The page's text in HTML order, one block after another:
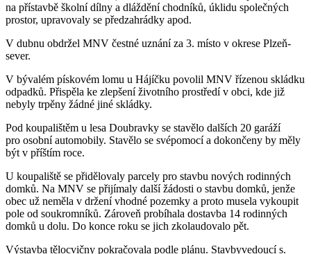
na přístavbě školní dílny a dláždění chodníků, úklidu společných
prostor, upravovaly se předzahrádky apod.
V dubnu obdržel MNV čestné uznání za 3. místo v okrese Plzeň-
sever.
V bývalém pískovém lomu u Hájíčku povolil MNV řízenou skládku
odpadků. Přispěla ke zlepšení životního prostředí v obci, kde již
nebyly trpěny žádné jiné skládky.
Pod koupalištěm u lesa Doubravky se stavělo dalších 20 garáží
pro osobní automobily. Stavělo se svépomocí a dokončeny by měly
být v příštím roce.
U koupaliště se přidělovaly parcely pro stavbu nových rodinných
domků. Na MNV se přijímaly další žádosti o stavbu domků, jenže
obec už neměla v držení vhodné pozemky a proto musela vykoupit
pole od soukromníků. Zároveň probíhala dostavba 14 rodinných
domků u dolu. Do konce roku se jich zkolaudovalo pět.
Výstavba tělocvičny pokračovala podle plánu. Stavbyvedoucí s.